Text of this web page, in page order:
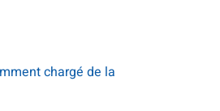
chargé de la